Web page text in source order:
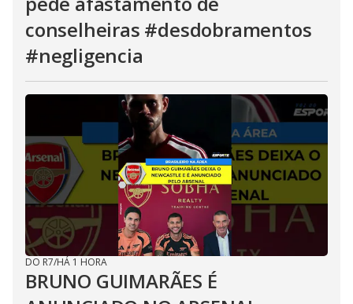
conselheiras #desdobramentos
#negligencia
DO R7/HÁ 1 HORA
BRUNO GUIMARÃES É